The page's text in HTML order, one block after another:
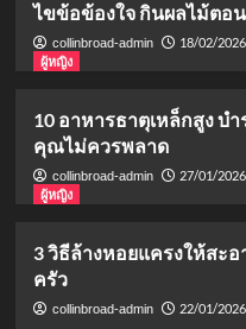
ไขข้อข้องใจ กินผลไม้ตอ
collinbroad-admin
18/02/2026
ผู้หญิง
10 อาหารธาตุเหล็กสูง บ
คุณไม่ควรพลาด
collinbroad-admin
27/01/2026
ผู้หญิง
3 วิธีล้างหอยแครงให้สะ
ครัว
collinbroad-admin 22/01/2026